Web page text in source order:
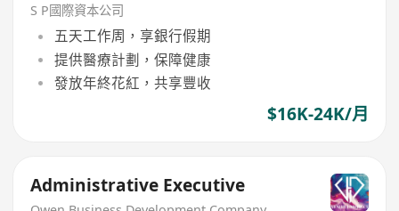
S P國際資本公司
五天工作周，享銀行假期
提供醫療計劃，保障健康
發放年終花紅，共享豐收
$16K-24K/月
Administrative Executive